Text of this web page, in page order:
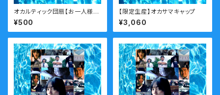
オカルティック団扇【お一人様2
つまで】
¥500
【限定生産】オカサマキャップ
¥3,060